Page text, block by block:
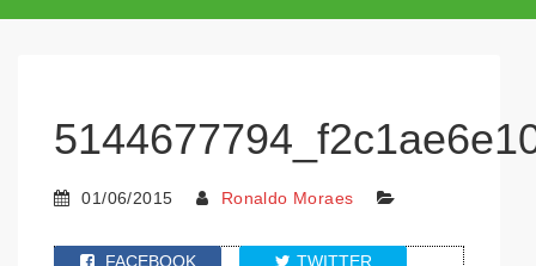
01/06/2015 Ronaldo Moraes
FACEBOOK TWITTER